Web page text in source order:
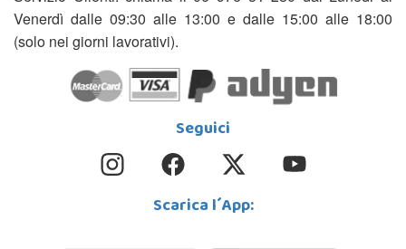
Venerdì dalle 09:30 alle 13:00 e dalle 15:00 alle 18:00
(solo nei giorni lavorativi).
Seguici
Scarica l´App: